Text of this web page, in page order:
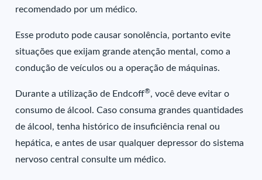
recomendado por um médico.
Esse produto pode causar sonolência, portanto evite
situações que exijam grande atenção mental, como a
condução de veículos ou a operação de máquinas.
Durante a utilização de Endcoff®, você deve evitar o
consumo de álcool. Caso consuma grandes quantidades
de álcool, tenha histórico de insuficiência renal ou
hepática, e antes de usar qualquer depressor do sistema
nervoso central consulte um médico.